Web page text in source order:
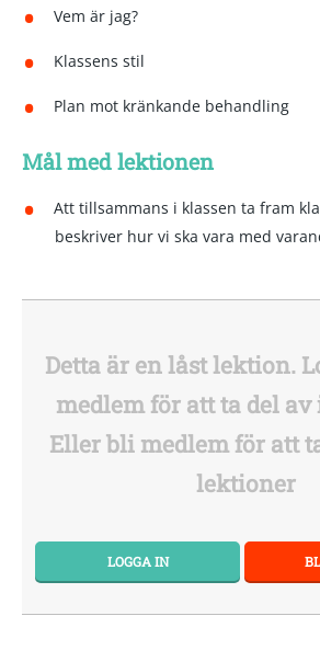
Vem är jag?
Klassens stil
Plan mot kränkande behandling
Målmed lektionen
Att tillsammans i klassen ta fram
beskriver hur vi ska vara med
Detta är en låst lektion.
medlem för att ta del
Eller bli medlem för att
lektioner
LOGGA IN